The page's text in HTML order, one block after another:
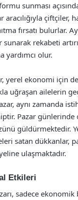
sunması
aracılığıyla çiftçiler,
fırsatı bulurlar.
rekabeti
yardımcı olur.
yerel ekonomi için
uğraşan ailelerin
aynı zamanda
Pazar günlerinde
güldürmektedir.
satan dükkanlar,
ulaşmaktadır.
Etkileri
sadece